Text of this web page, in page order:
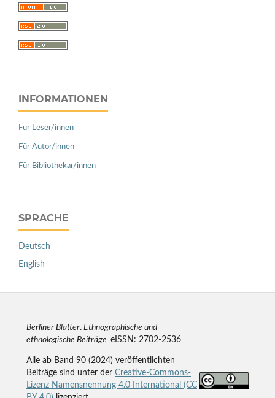
INFORMATIONEN
Für Leser/innen
Für Autor/innen
Für Bibliothekar/innen
SPRACHE
Deutsch
English
Berliner Blätter.Ethnographische und
ethnologische Beiträge eISSN: 2702-2536
Alle ab Band 90 (2024) veröffentlichten
Beiträge sind unter der Creative-Commons-
Lizenz Namensnennung 4.0 International (CC